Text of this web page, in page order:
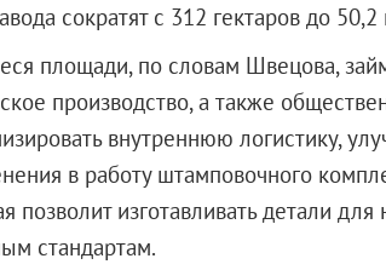
сократят с 312 гектаров до 50,2
площади, по словам Швецова,
производство, а также
внутреннюю логистику,
в работу штамповочного
позволит изготавливать детали
стандартам.